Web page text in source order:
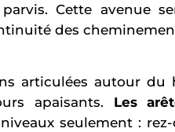
Cette avenue
des
articulées autour du
apaisants. Les
seulement : rez-